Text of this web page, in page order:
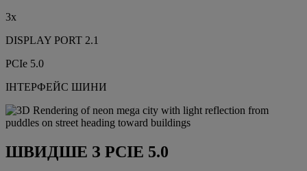
3x
DISPLAY PORT 2.1
PCIe 5.0
ІНТЕРФЕЙС ШИНИ
ШВИДШЕ З PCIE 5.0